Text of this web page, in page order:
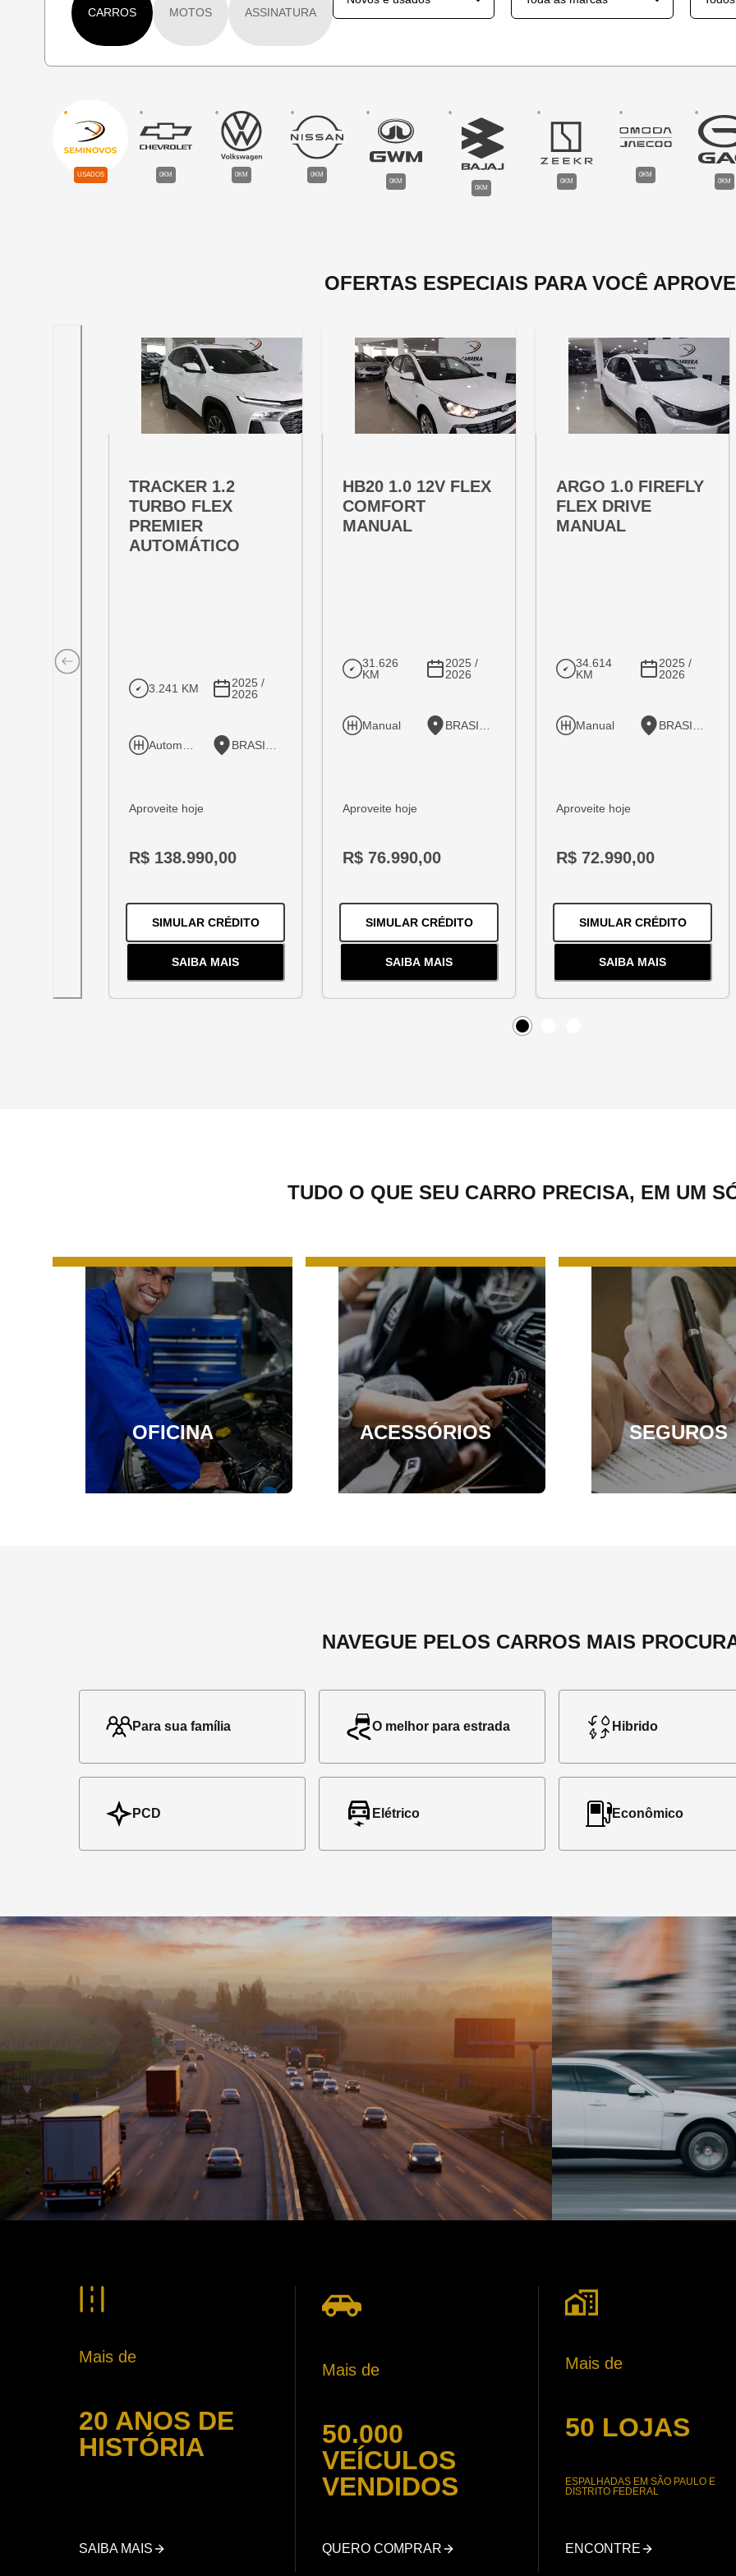
CARROS MOTOS ASSINATURA
USADOS 0KM 0KM
0KM
0KM
0KM
0KM
0KM
0KM
OFERTAS ESPECIAIS PARA VOCÊ
TRACKER 1.2
TURBO FLEX
PREMIER
AUTOMÁTICO
3.241 KM
2025 /
2026
Aproveite hoje
R$ 138.990,00
SIMULAR CRÉDITOPARA O TRACKER 1.2 TURBO FLEX PREMIER AUTOMÁTICO
SAIBA MAIS
SOBRE TRACKER 1.2 TURBO FLEX PREMIER AUTOMÁTICO
HB20 1.0 12V FLEX
COMFORT
MANUAL
31.626
KM
2025 /
2026
Manual
Aproveite hoje
R$ 76.990,00
SIMULAR CRÉDITOPARA O HB20 1.0 12V FLEX COMFORT MANUAL
SAIBA MAIS
SOBRE HB20 1.0 12V FLEX COMFORT MANUAL
ARGO 1.0 FIREFLY
FLEX DRIVE
MANUAL
34.614
KM
2025 /
2026
Manual
Aproveite hoje
R$ 72.990,00
SIMULAR CRÉDITOPARA O
SAIBA MAIS
SOBRE ARGO
TUDO O QUE SEU CARRO PRECISA, EM UM
OFICINA ACESSÓRIOS SEGUROS
NAVEGUE PELOS CARROS MAIS
Para sua família O melhor para estrada Hibrido
PCD Elétrico Econômico
Mais de
20 ANOS DE
HISTÓRIA
SAIBA MAIS
Mais de
50.000
VEÍCULOS
VENDIDOS
QUERO COMPRAR
Mais de
50 LOJAS
ESPALHADAS EM SÃO PAULO E
DISTRITO FEDERAL
ENCONTRE